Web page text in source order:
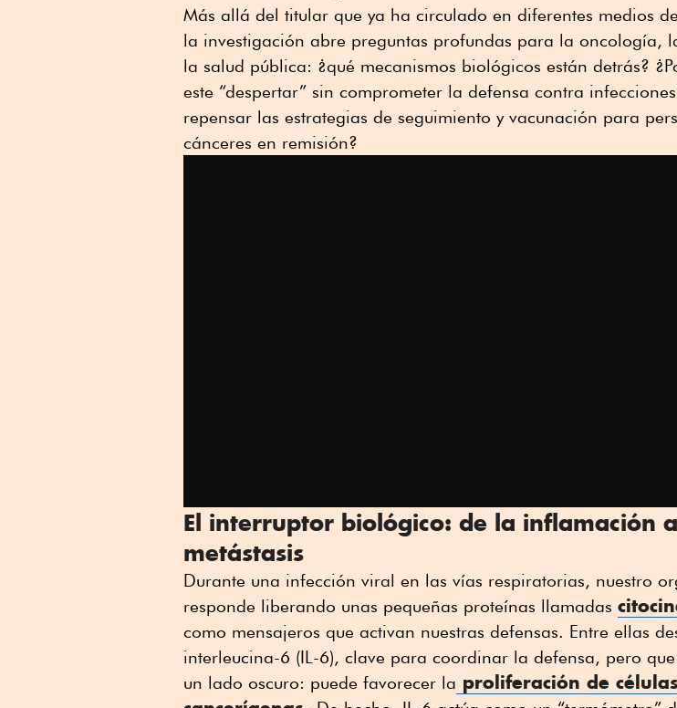
Más allá del titular que ya ha circulado en diferentes medios
la investigación abre preguntas profundas para la oncología,
la salud pública: ¿qué mecanismos biológicos están detrás?
este “despertar” sin comprometer la defensa contra
repensar las estrategias de seguimiento y vacunación para
cánceres en remisión?
El interruptor biológico: de la inflamación
metástasis
Durante una infección viral en las vías respiratorias, nuestro
responde liberando unas pequeñas proteínas llamadas
como mensajeros que activan nuestras defensas. Entre ellas
interleucina-6 (IL-6), clave para coordinar la defensa, pero
un lado oscuro: puede favorecer la proliferación de células